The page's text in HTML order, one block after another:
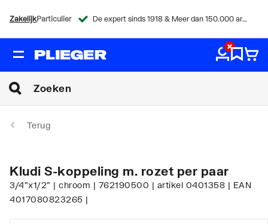
ZakelijkParticulier De expert sinds 1918 & Meer dan 150.000 artikelen
Terug
Kludi S-koppeling m. rozet per paar
3/4"x1/2" | chroom | 762190500 | artikel 0401358 | EAN
4017080823265 |